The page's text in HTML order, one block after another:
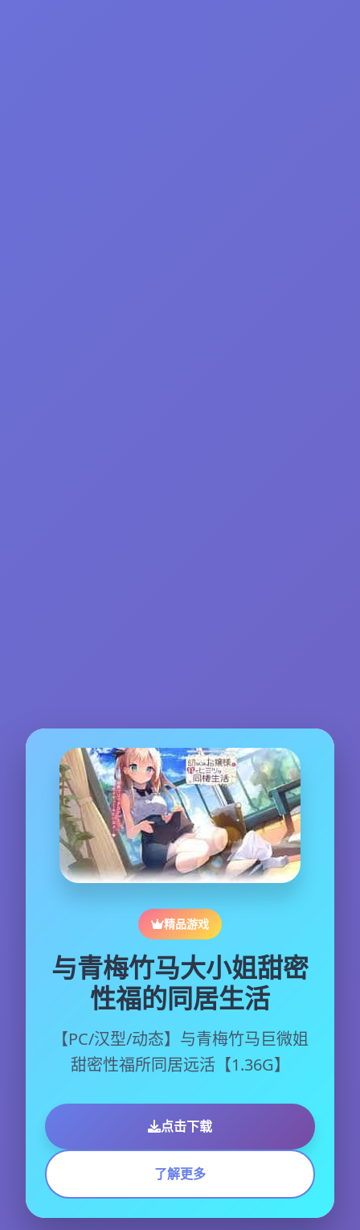
精品游戏
与青梅竹马大小姐甜密
性福的同居生活
【PC/汉型/动态】与青梅竹马巨微姐
甜密性福所同居远活【1.36G】
点击下载
了解更多